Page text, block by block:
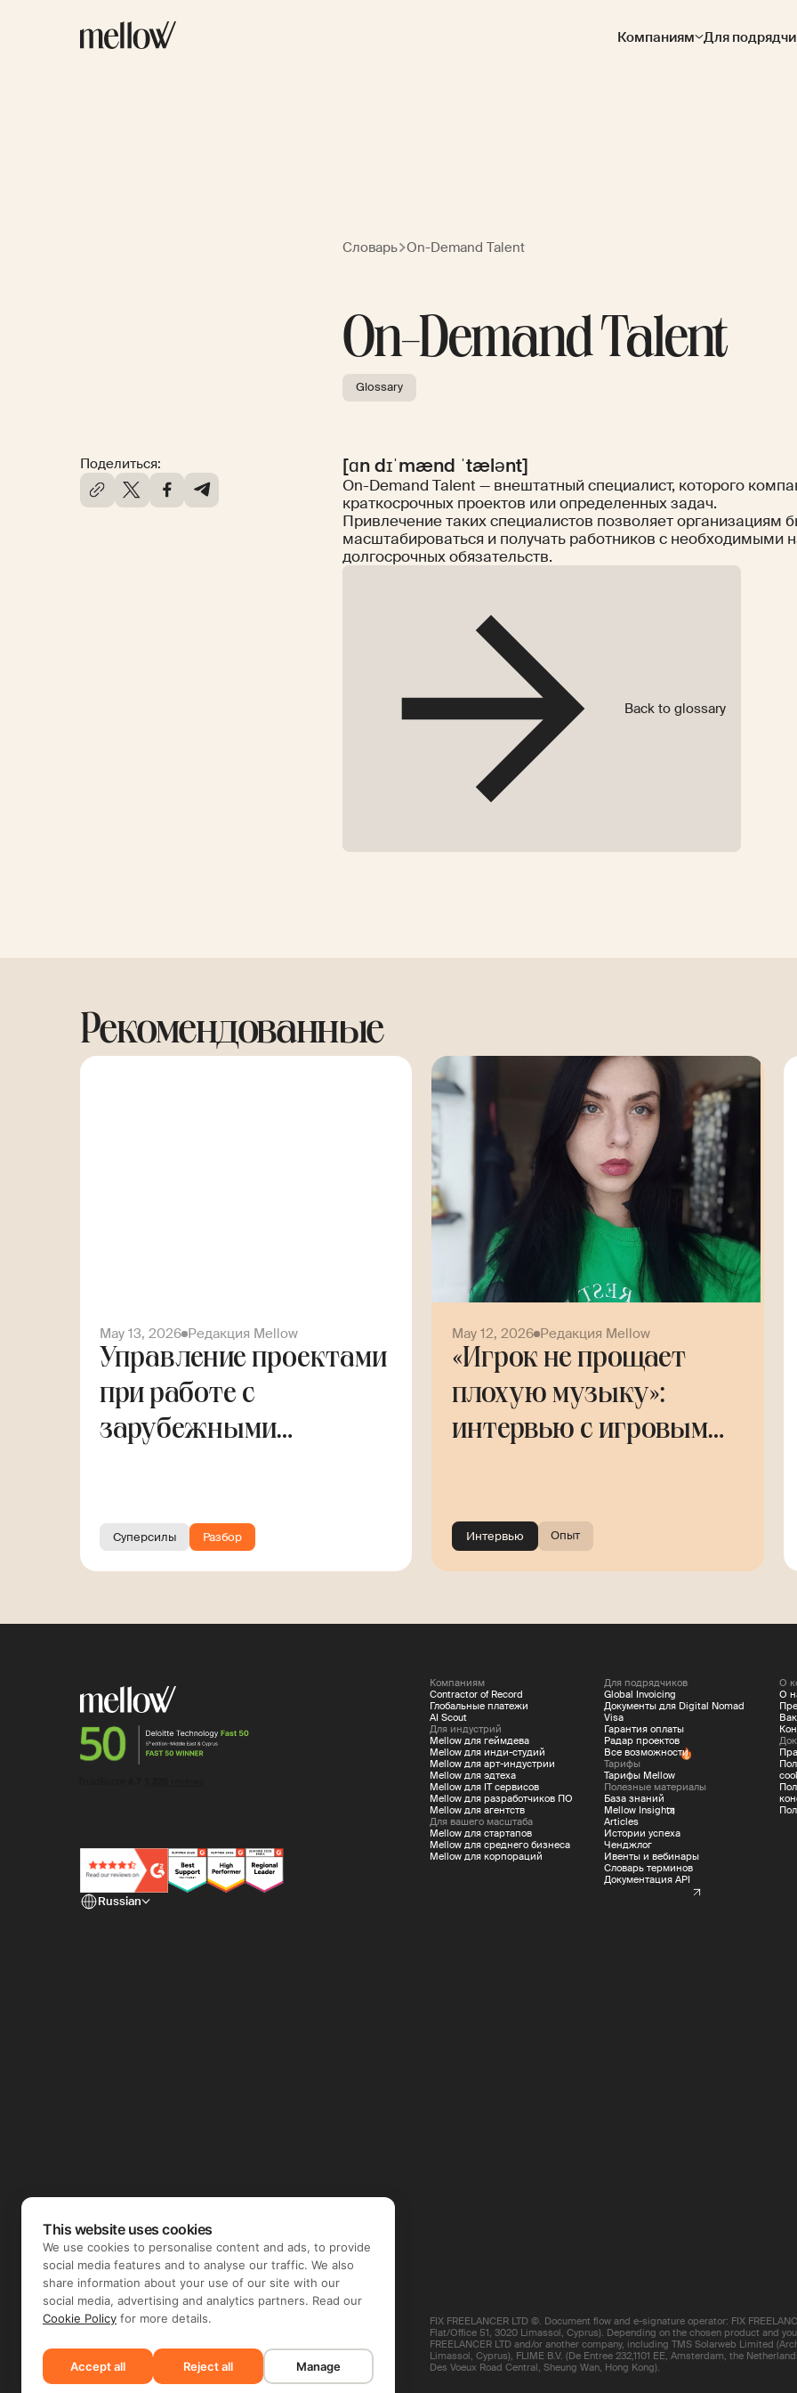
Компаниям Для
Словарь On-Demand Talent
On-Demand Talent
Glossary
Поделиться: [ɑn dɪˈmænd ˈtælənt]
On-Demand Talent — внештатный специалист, которого
краткосрочных проектов или определенных задач.
Привлечение таких специалистов позволяет организациям
масштабироваться и получать работников с необходимыми
долгосрочных обязательств.
Back to glossary
Рекомендованные
May 13, 2026 Редакция Mellow
Управление проектами
при работе с
зарубежными
Суперсилы Разбор
May 12, 2026 Редакция Mellow
«Игрок не прощает
плохую музыку»:
интервью с игровым
Интервью Опыт
Russian
Компаниям
Contractor of Record
Глобальные платежи
AI Scout
Для индустрий
Mellow для геймдева
Mellow для инди-студий
Mellow для арт-индустрии
Mellow для эдтеха
Mellow для IT сервисов
Mellow для разработчиков ПО
Mellow для агентств
Для вашего масштаба
Mellow для стартапов
Mellow для среднего бизнеса
Mellow для корпораций
Для подрядчиков
Global Invoicing
Документы для Digital Nomad
Visa
Гарантия оплаты
Радар проектов
Все возможности
Тарифы
Тарифы Mellow
Полезные материалы
База знаний
Mellow Insights
Articles
Истории успеха
Ченджлог
Ивенты и вебинары
Словарь терминов
Документация API
О
О
FIX FREELANCER LTD ©. Document flow and e-signature operator: FIX
Flat/Office 51, 3020 Limassol, Cyprus). Depending on the chosen product and
FREELANCER LTD and/or another company, including TMS Solarweb Limited
Limassol, Cyprus), FLIME B.V. (De Entree 232,1101 EE, Amsterdam, the
Des Voeux Road Central, Sheung Wan, Hong Kong).
This website uses cookies
We use cookies to personalise content and ads, to provide
social media features and to analyse our traffic. We also
share information about your use of our site with our
social media, advertising and analytics partners. Read our
Cookie Policy for more details.
Accept all Reject all Manage